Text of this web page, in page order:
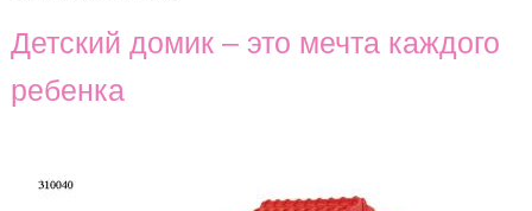
Детский домик – это мечта каждого
ребенка